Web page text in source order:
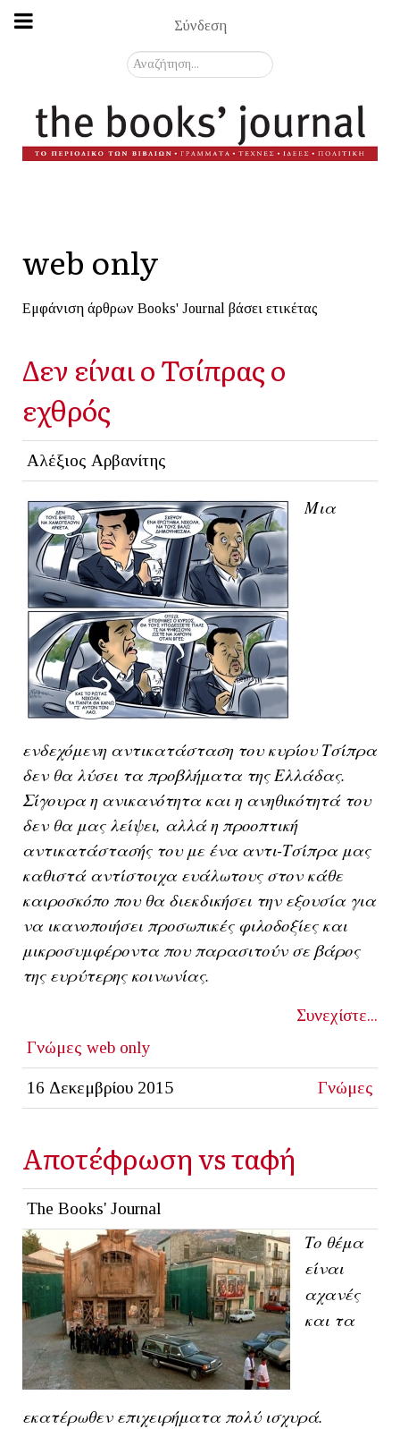
Σύνδεση
Αναζήτηση...
web only
Εμφάνιση άρθρων Books' Journal βάσει ετικέτας
Δεν είναι ο Τσίπρας ο
εχθρός
Αλέξιος Αρβανίτης
Μια
ενδεχόμενη αντικατάσταση του κυρίου Τσίπρα
δεν θα λύσει τα προβλήματα της Ελλάδας.
Σίγουρα η ανικανότητα και η ανηθικότητά του
δεν θα μας λείψει, αλλά η προοπτική
αντικατάστασής του με ένα αντι-Τσίπρα μας
καθιστά αντίστοιχα ευάλωτους στον κάθε
καιροσκόπο που θα διεκδικήσει την εξουσία για
να ικανοποιήσει προσωπικές φιλοδοξίες και
μικροσυμφέροντα που παρασιτούν σε βάρος
της ευρύτερης κοινωνίας.
Συνεχίστε...
Γνώμες web only
16 Δεκεμβρίου 2015 Γνώμες
Αποτέφρωση vs ταφή
The Books' Journal
Το θέμα
είναι
αχανές
και τα
εκατέρωθεν επιχειρήματα πολύ ισχυρά.